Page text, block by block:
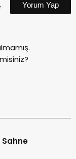
Yorum Yap
Sahne